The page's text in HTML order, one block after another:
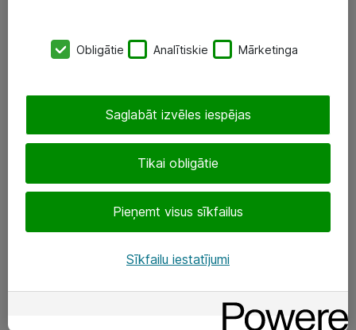
SIA „ATEA”
+(371) 67 81 90 50
eShop@atea.lv
Sekojiet mums
Obligātie Analītiskie Mārketinga
Tikai obligātie
Pieņemt visus sīkfailus
Saglabāt izvēles iespējas
Sīkfailu iestatījumi